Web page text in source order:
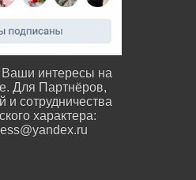
интересы на
Для Партнёров,
и сотрудничества
характера: